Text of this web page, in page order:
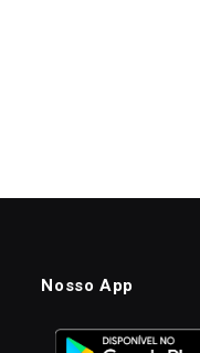
Nosso App